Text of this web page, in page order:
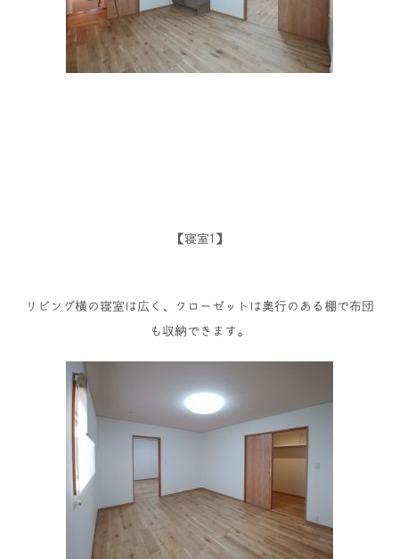
【寝室1】
リビング横の寝室は広く、クローゼットは奥行のある棚で布団
も収納できます。